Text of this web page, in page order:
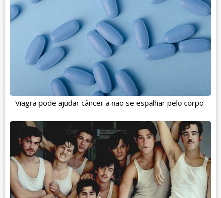
Viagra pode ajudar câncer a não se espalhar pelo corpo